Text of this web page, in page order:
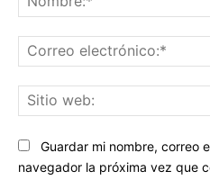
Guardar mi nombre, correo
navegador la próxima vez que